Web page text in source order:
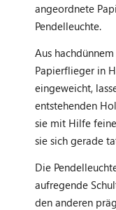
angeordnete
Pendelleuchte.
Aus
Papierflieger in
eingeweicht,
entstehenden
sie mit Hilfe
sie sich gerade
Die
aufregende
den anderen